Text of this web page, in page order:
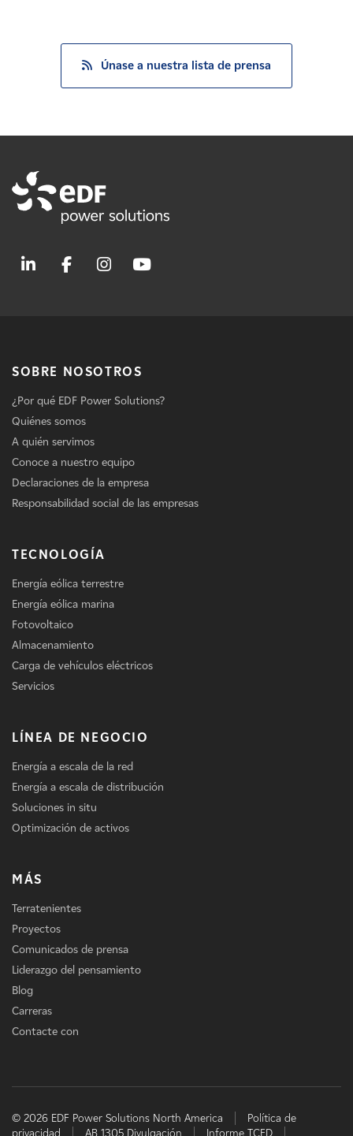
Únase a nuestra lista de prensa
SOBRE NOSOTROS
¿Por qué EDF Power Solutions?
Quiénes somos
A quién servimos
Conoce a nuestro equipo
Declaraciones de la empresa
Responsabilidad social de las empresas
TECNOLOGÍA
Energía eólica terrestre
Energía eólica marina
Fotovoltaico
Almacenamiento
Carga de vehículos eléctricos
Servicios
LÍNEA DE NEGOCIO
Energía a escala de la red
Energía a escala de distribución
Soluciones in situ
Optimización de activos
MÁS
Terratenientes
Proyectos
Comunicados de prensa
Liderazgo del pensamiento
Blog
Carreras
Contacte con
© 2026 EDF Power Solutions North America
Política de